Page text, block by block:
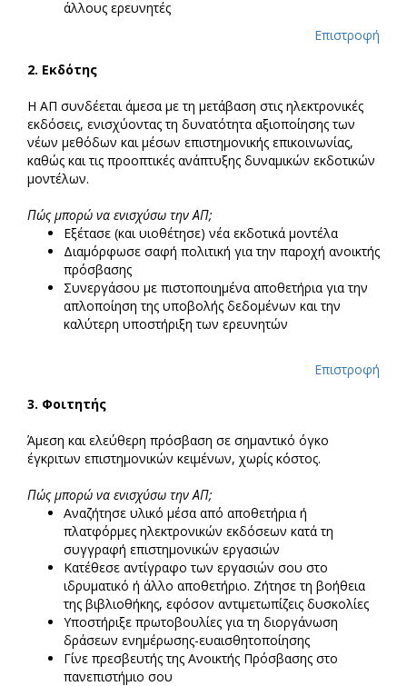
άλλους ερευνητές
Eπιστροφή
2. Εκδότης
Η ΑΠ συνδέεται άμεσα με τη μετάβαση στις ηλεκτρονικές
εκδόσεις, ενισχύοντας τη δυνατότητα αξιοποίησης των
νέων μεθόδων και μέσων επιστημονικής επικοινωνίας,
καθώς και τις προοπτικές ανάπτυξης δυναμικών εκδοτικών
μοντέλων.
Πώς μπορώ να ενισχύσω την ΑΠ;
Εξέτασε (και υιοθέτησε) νέα εκδοτικά μοντέλα
Διαμόρφωσε σαφή πολιτική για την παροχή ανοικτής
πρόσβασης
Συνεργάσου με πιστοποιημένα αποθετήρια για την
απλοποίηση της υποβολής δεδομένων και την
καλύτερη υποστήριξη των ερευνητών
Επιστροφή
3. Φοιτητής
Άμεση και ελεύθερη πρόσβαση σε σημαντικό όγκο
έγκριτων επιστημονικών κειμένων, χωρίς κόστος.
Πώς μπορώ να ενισχύσω την ΑΠ;
Αναζήτησε υλικό μέσα από αποθετήρια ή
πλατφόρμες ηλεκτρονικών εκδόσεων κατά τη
συγγραφή επιστημονικών εργασιών
Κατέθεσε αντίγραφο των εργασιών σου στο
ιδρυματικό ή άλλο αποθετήριο. Ζήτησε τη βοήθεια
της βιβλιοθήκης, εφόσον αντιμετωπίζεις δυσκολίες
Υποστήριξε πρωτοβουλίες για τη διοργάνωση
δράσεων ενημέρωσης-ευαισθητοποίησης
Γίνε πρεσβευτής της Ανοικτής Πρόσβασης στο
πανεπιστήμιο σου